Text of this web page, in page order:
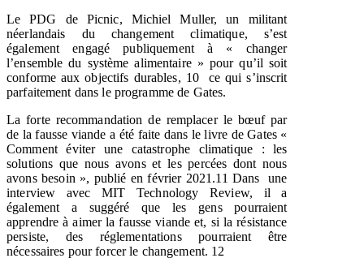
Le PDG de Picnic, Michiel Muller, un militant
néerlandais du changement climatique, s’est
également engagé publiquement à « changer
l’ensemble du système alimentaire » pour qu’il soit
conforme aux objectifs durables, 10ce qui s’inscrit
parfaitement dans le programme de Gates.
La forte recommandation de remplacer le bœuf par
de la fausse viande a été faite dans le livre de Gates «
Comment éviter une catastrophe climatique : les
solutions que nous avons et les percées dont nous
avons besoin », publié en février 2021.11 Dans une
interview avec MIT Technology Review, il a
également a suggéré que les gens pourraient
apprendre à aimer la fausse viande et, si la résistance
persiste, des réglementations pourraient être
nécessaires pour forcer le changement. 12